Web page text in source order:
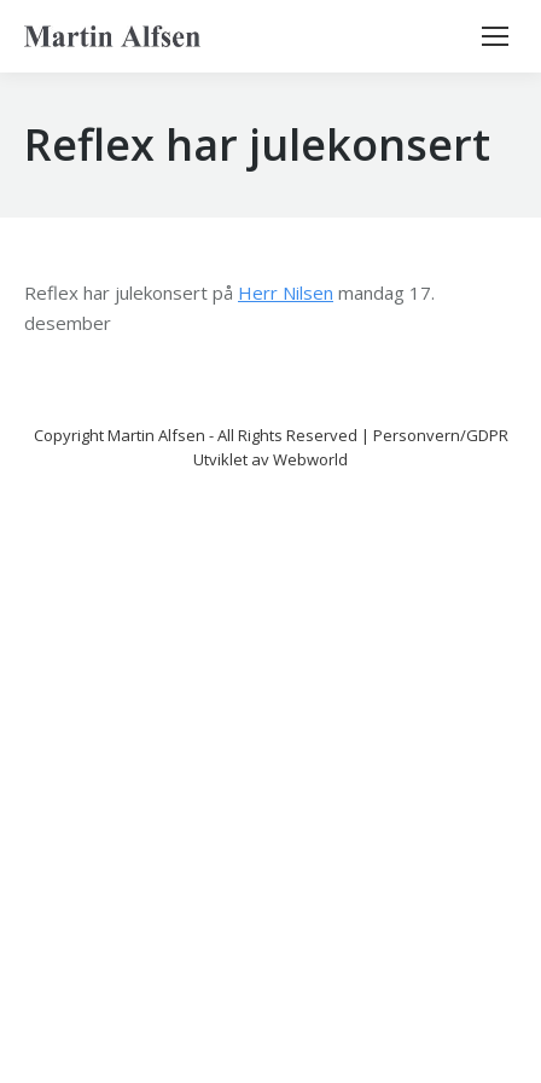
Search:
Reflex har julekonsert
Reflex har julekonsert på Herr Nilsen mandag 17.
desember
CopyrightMartin Alfsen - All Rights Reserved | Personvern/GDPR
Utviklet avWebworld